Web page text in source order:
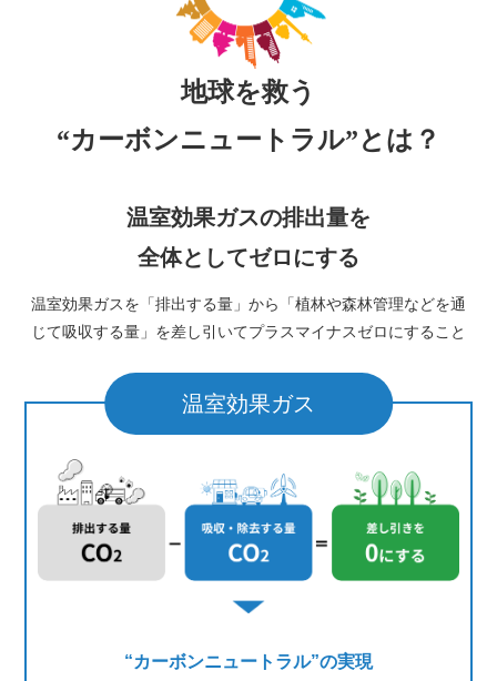
地球を救う
“カーボンニュートラル”とは？
温室効果ガスの排出量を
全体としてゼロにする
温室効果ガスを「排出する量」から「植林や森林管理などを通
じて吸収する量」を差し引いてプラスマイナスゼロにすること
“カーボンニュートラル”の実現
温室効果ガス